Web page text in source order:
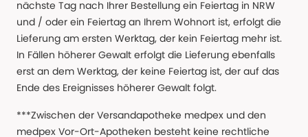
nächste Tag nach Ihrer Bestellung ein Feiertag in NRW
und / oder ein Feiertag an Ihrem Wohnort ist, erfolgt die
Lieferung am ersten Werktag, der kein Feiertag mehr ist.
In Fällen höherer Gewalt erfolgt die Lieferung ebenfalls
erst an dem Werktag, der keine Feiertag ist, der auf das
Ende des Ereignisses höherer Gewalt folgt.
***Zwischen der Versandapotheke medpex und den
medpex Vor-Ort-Apotheken besteht keine rechtliche